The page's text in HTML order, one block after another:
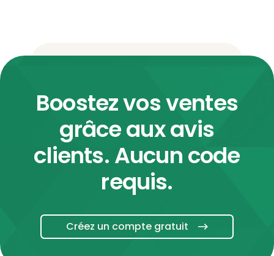
Boostez vos ventes
grâce aux avis
clients. Aucun code
requis.
Créez un compte gratuit